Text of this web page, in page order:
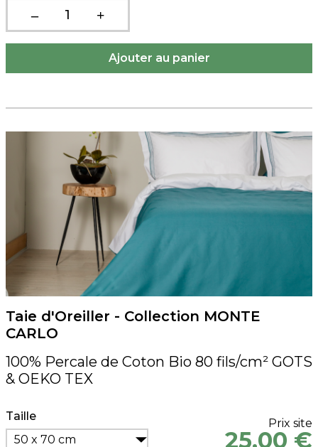
Taie d'Oreiller - Collection MONTE
CARLO
100% Percale de Coton Bio 80 fils/cm² GOTS
& OEKO TEX
Taille
50 x 70 cm
Prix site
25,00 €